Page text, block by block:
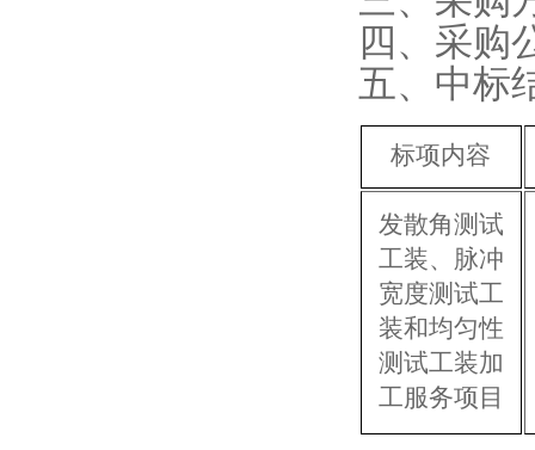
四、采购
五、中标
标项内容
发散角测试
工装、脉冲
宽度测试工
装和均匀性
测试工装加
工服务项目